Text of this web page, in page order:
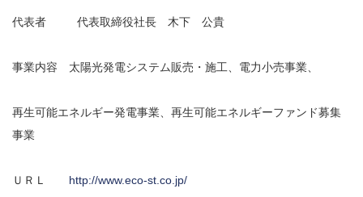
代表者 代表取締役社長 木下 公貴
事業内容 太陽光発電システム販売・施工、電力小売事業、
再生可能エネルギー発電事業、再生可能エネルギーファンド募集
事業
ＵＲＬ http://www.eco-st.co.jp/